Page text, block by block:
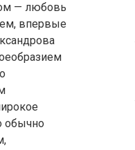
— любовь
впервые
обычно